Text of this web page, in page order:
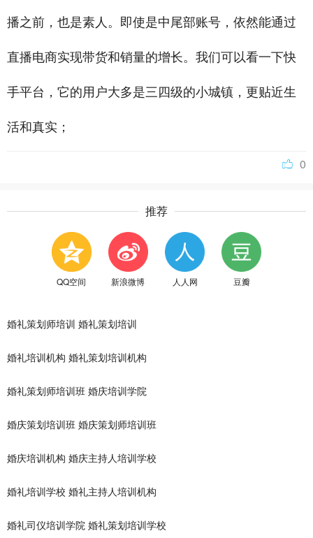
播之前，也是素人。即使是中尾部账号，依然能通过
直播电商实现带货和销量的增长。我们可以看一下快
手平台，它的用户大多是三四级的小城镇，更贴近生
活和真实；
0
推荐
QQ空间 新浪微博 人人网 豆瓣
婚礼策划师培训 婚礼策划培训
婚礼培训机构 婚礼策划培训机构
婚礼策划师培训班 婚庆培训学院
婚庆策划培训班 婚庆策划师培训班
婚庆培训机构 婚庆主持人培训学校
婚礼培训学校 婚礼主持人培训机构
婚礼司仪培训学院 婚礼策划培训学校